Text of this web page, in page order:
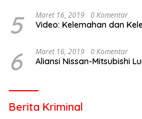
5 Maret 16, 2019 0 Komentar
Video: Kelemahan dan
6 Maret 16, 2019 0 Komentar
Aliansi Nissan-Mitsubishi
Berita Kriminal